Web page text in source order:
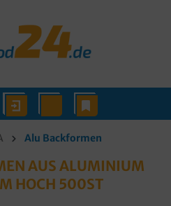
Alu Backformen
AUS ALUMINIUM
HOCH 500ST